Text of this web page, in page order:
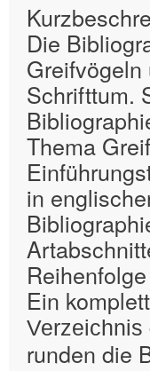
Die
Schrifttum.
Thema
in
Ein
Verzeichnis
runden die